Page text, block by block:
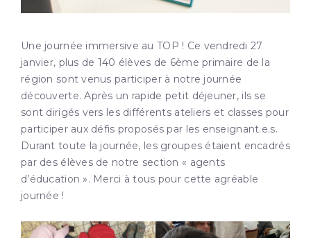
Une journée immersive au TOP ! Ce vendredi 27
janvier, plus de 140 élèves de 6ème primaire de la
région sont venus participer à notre journée
découverte. Après un rapide petit déjeuner, ils se
sont dirigés vers les différents ateliers et classes pour
participer aux défis proposés par les enseignant.e.s.
Durant toute la journée, les groupes étaient encadrés
par des élèves de notre section « agents
d’éducation ». Merci à tous pour cette agréable
journée !